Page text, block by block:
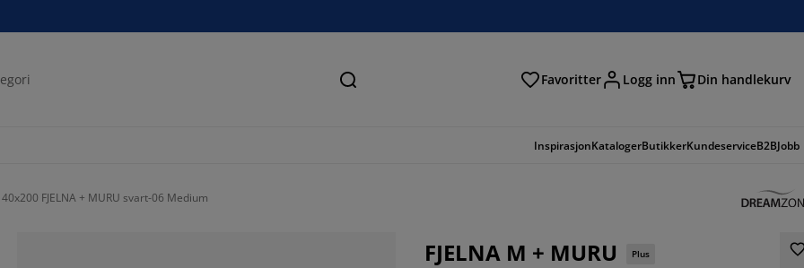
Søk Favoritter Logg inn Din handlekurv
InspirasjonKatalogerButikkerKundeserviceB2BJobb
FJELNA + MURU svart-06 Medium
FJELNA M + MURU Plus